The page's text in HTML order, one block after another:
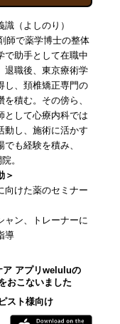
（よしのり）
師で薬学博士の整体
で助手として在職中
退職後、東京療術学
し、頚椎矯正専門の
積む。その傍ら、
として心療内科では
動し、施術に活かす
も経験を積み、
。
＞
向けた薬のセミナー
ャン、トレーナーに
導
ア アプリweluluの
おこないました
スト様向け